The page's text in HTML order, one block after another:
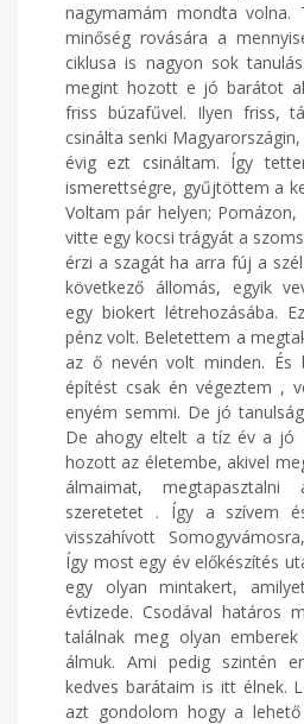
nagymamám mondta
minőség rovására a
ciklusa is nagyon sok
megint hozott e jó barátot
friss búzafűvel. Ilyen friss,
csinálta senki
évig ezt csináltam. Így
ismerettségre, gyűjtöttem a
Voltam pár helyen;
vitte egy kocsi trágyát a
érzi a szagát ha arra fúj a
következő állomás, egyik
egy biokert létrehozásába.
pénz volt. Beletettem a
az ő nevén volt minden.
építést csak én végeztem ,
enyém semmi. De jó
De ahogy eltelt a tíz év a jó
hozott az életembe, akivel
álmaimat,
szeretetet . Így a szívem
visszahívott
Így most egy év előkészítés
egy olyan mintakert,
évtizede. Csodával határos
találnak meg olyan
álmuk. Ami pedig szintén
kedves barátaim is itt élnek.
azt gondolom hogy a